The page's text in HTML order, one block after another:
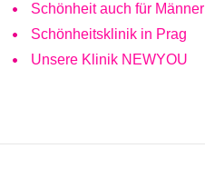
Schönheit auch für Männer
Schönheitsklinik in Prag
Unsere Klinik NEWYOU